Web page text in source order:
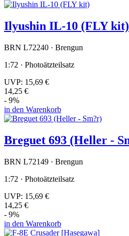
Ilyushin IL-10 (FLY kit)
BRN L72240 · Brengun
1:72 · Photoätzteilsatz
UVP: 15,69 €
14,25 €
- 9%
in den Warenkorb
Breguet 693 (Heller -
BRN L72149 · Brengun
1:72 · Photoätzteilsatz
UVP: 15,69 €
14,25 €
- 9%
in den Warenkorb